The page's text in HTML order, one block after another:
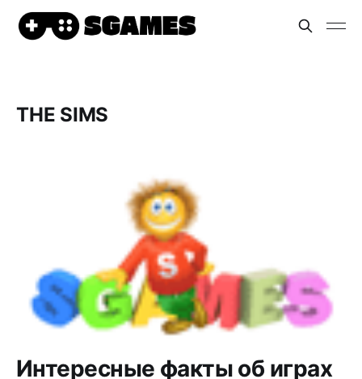
THE SIMS
Интересные факты об играх